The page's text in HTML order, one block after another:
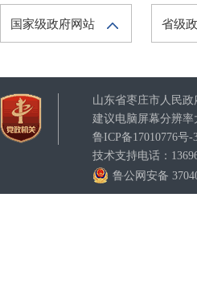
枣庄市人民防空办公室
国家级政府网站 省级
山东省枣庄市人民
建议电脑屏幕分辨率
鲁ICP备17010776号-
技术支持电话：
鲁公网安备